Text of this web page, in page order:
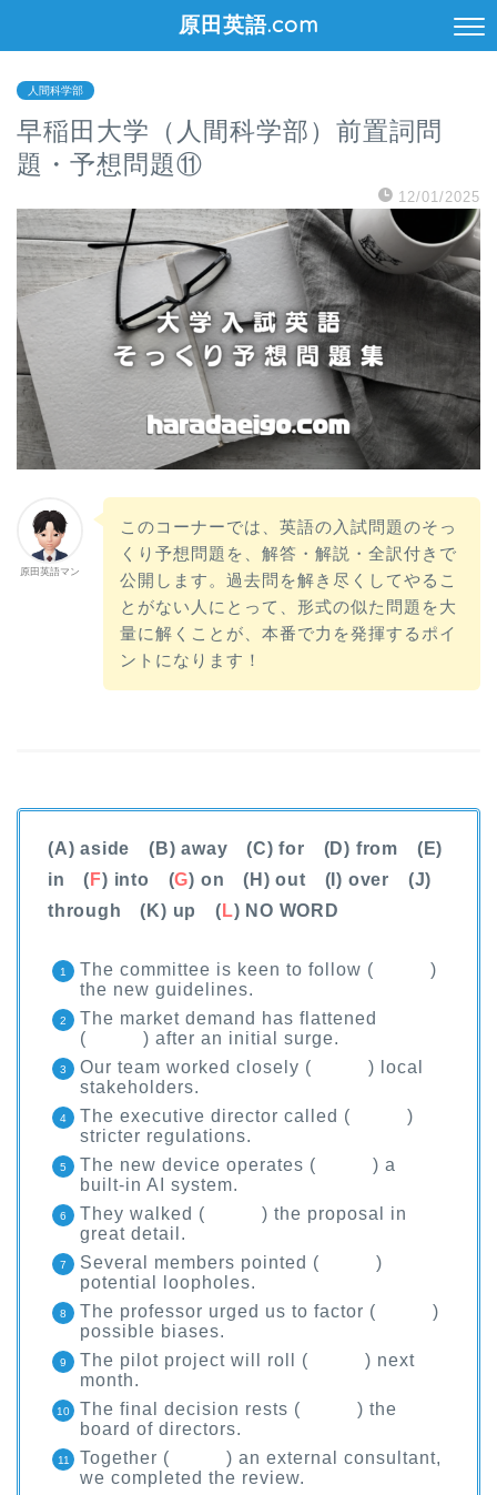
原田英語.com
人間科学部
早稲田大学（人間科学部）前置詞問
題・予想問題⑪
12/01/2025
原田英語マン
このコーナーでは、英語の入試問題のそっ
くり予想問題を、解答・解説・全訳付きで
公開します。過去問を解き尽くしてやるこ
とがない人にとって、形式の似た問題を大
量に解くことが、本番で力を発揮するポイ
ントになります！
(A) aside (B) away (C) for (D) from (E)
in ( F) into (G) on (H) out (I) over (J)
through (K) up ( L) NO WORD
The committee is keen to follow ( )
the new guidelines.
The market demand has flattened
( ) after an initial surge.
Our team worked closely ( ) local
stakeholders.
The executive director called ( )
stricter regulations.
The new device operates ( ) a
built-in AI system.
They walked ( ) the proposal in
great detail.
Several members pointed ( )
potential loopholes.
The professor urged us to factor ( )
possible biases.
The pilot project will roll ( ) next
month.
The final decision rests ( ) the
board of directors.
Together ( ) an external consultant,
we completed the review.